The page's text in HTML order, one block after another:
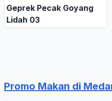
Geprek Pecak Goyang
Lidah 03
Promo Makan di